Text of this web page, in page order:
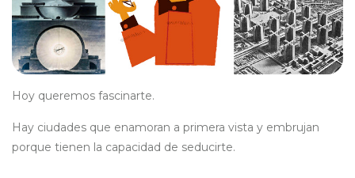
Hoy queremos fascinarte.
Hay ciudades que enamoran a primera vista y embrujan
porque tienen la capacidad de seducirte.